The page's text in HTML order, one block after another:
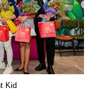
Kid